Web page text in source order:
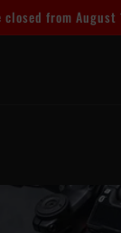
closed from